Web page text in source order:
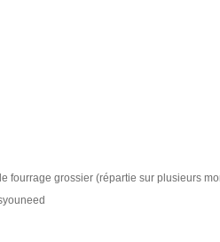
fourrage grossier (répartie sur plusieurs